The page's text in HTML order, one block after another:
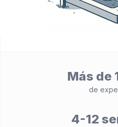
Más de
de
4-12